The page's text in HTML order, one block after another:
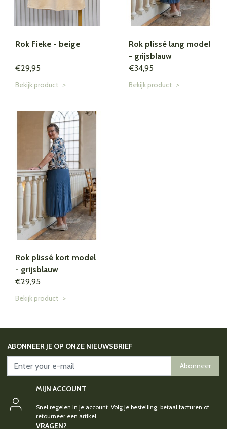
Rok Fieke - beige
€29,95
Bekijk product >
Rok plissé lang model
- grijsblauw
€34,95
Bekijk product >
Rok plissé kort model
- grijsblauw
€29,95
Bekijk product >
ABONNEER JE OP ONZE NIEUWSBRIEF
Abonneer
MIJN ACCOUNT
Snel regelen in je account. Volg je bestelling, betaal facturen of
retourneer een artikel.
VRAGEN?